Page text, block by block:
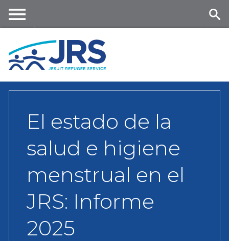
content
nu
El estado de la
salud e higiene
menstrual en el
JRS: Informe
2025